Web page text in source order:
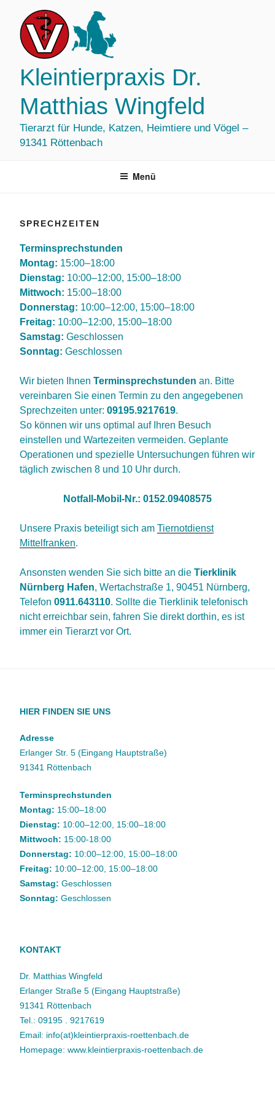
Inhalt
springen
Kleintierpraxis Dr.
Matthias Wingfeld
Tierarzt für Hunde, Katzen, Heimtiere und Vögel –
91341 Röttenbach
Menü
SPRECHZEITEN
Terminsprechstunden
Montag: 15:00–18:00
Dienstag: 10:00–12:00, 15:00–18:00
Mittwoch: 15:00–18:00
Donnerstag: 10:00–12:00, 15:00–18:00
Freitag: 10:00–12:00, 15:00–18:00
Samstag: Geschlossen
Sonntag: Geschlossen
Wir bieten Ihnen Terminsprechstunden an. Bitte
vereinbaren Sie einen Termin zu den angegebenen
Sprechzeiten unter: 09195.9217619.
So können wir uns optimal auf Ihren Besuch
einstellen und Wartezeiten vermeiden. Geplante
Operationen und spezielle Untersuchungen führen wir
täglich zwischen 8 und 10 Uhr durch.
Notfall-Mobil-Nr.: 0152.09408575
Unsere Praxis beteiligt sich am Tiernotdienst
Mittelfranken.
Ansonsten wenden Sie sich bitte an die Tierklinik
Nürnberg Hafen, Wertachstraße 1, 90451 Nürnberg,
Telefon 0911.643110. Sollte die Tierklinik telefonisch
nicht erreichbar sein, fahren Sie direkt dorthin, es ist
immer ein Tierarzt vor Ort.
HIER FINDEN SIE UNS
Adresse
Erlanger Str. 5 (Eingang Hauptstraße)
91341 Röttenbach
Terminsprechstunden
Montag: 15:00–18:00
Dienstag: 10:00–12:00, 15:00–18:00
Mittwoch: 15:00-18:00
Donnerstag: 10:00–12:00, 15:00–18:00
Freitag: 10:00–12:00, 15:00–18:00
Samstag: Geschlossen
Sonntag: Geschlossen
KONTAKT
Dr. Matthias Wingfeld
Erlanger Straße 5 (Eingang Hauptstraße)
91341 Röttenbach
Tel.: 09195 . 9217619
Email: info(at)kleintierpraxis-roettenbach.de
Homepage: www.kleintierpraxis-roettenbach.de